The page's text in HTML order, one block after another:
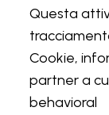
Questa
Cookie,
partner a
behavioral